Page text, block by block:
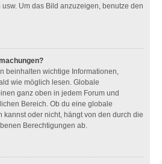
Um das Bild anzuzeigen, benutze den
beinhalten wichtige Informationen,
wie möglich lesen. Globale
ganz oben in jedem Forum und
Bereich. Ob du eine globale
kannst oder nicht, hängt von den durch die
Berechtigungen ab.